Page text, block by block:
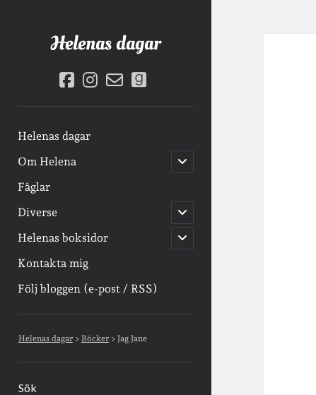
Helenas dagar
facebook
instagram
email-goodreads
Helenas dagar
Om Helena
öppna
undermeny
Fåglar
Diverse
öppna
undermeny
Helenas boksidor
öppna
undermeny
Kontakta mig
Följ bloggen (e-post / RSS)
Sidopanel
Helenas dagar> Böcker> Jag Jane
Sök